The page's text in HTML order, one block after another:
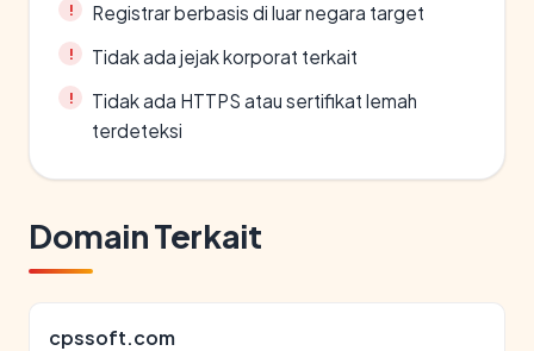
Registrar berbasis di luar negara target
Tidak ada jejak korporat terkait
Tidak ada HTTPS atau sertifikat lemah
terdeteksi
Domain Terkait
cpssoft.com